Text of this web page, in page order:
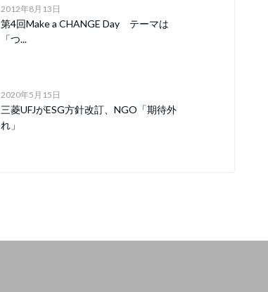
2012年8月13日
第4回Make a CHANGE Day テーマは
「つ...
2020年5月15日
三菱UFJがESG方針改訂、NGO「期待外
れ」